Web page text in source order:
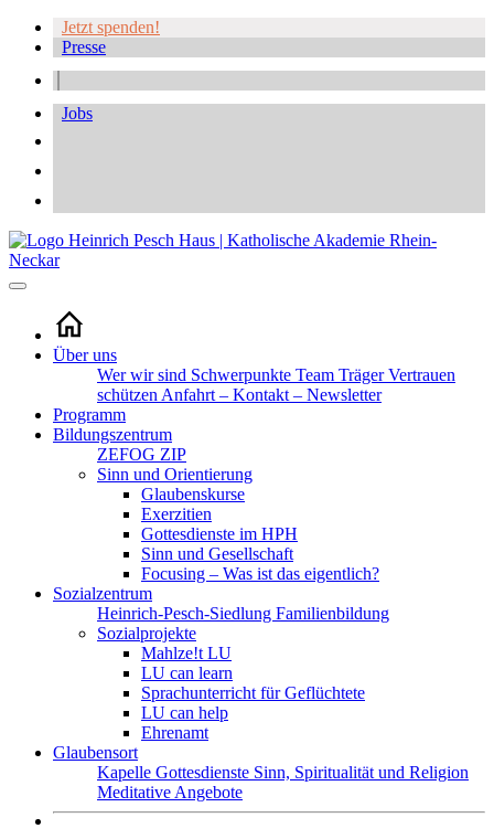
Jetzt spenden!
Presse
Jobs
Über uns
Wer wir sind Schwerpunkte Team TrägerVertrauen
schützen Anfahrt – Kontakt – Newsletter
Programm
Bildungszentrum
ZEFOG ZIP
Sinn und Orientierung
Glaubenskurse
Exerzitien
Gottesdienste im HPH
Sinn und Gesellschaft
Focusing – Was ist das eigentlich?
Sozialzentrum
Heinrich-Pesch-Siedlung Familienbildung
Sozialprojekte
Mahlze!t LU
LU can learn
Sprachunterricht für Geflüchtete
LU can help
Ehrenamt
Glaubensort
Kapelle Gottesdienste Sinn, Spiritualität und Religion
Meditative Angebote